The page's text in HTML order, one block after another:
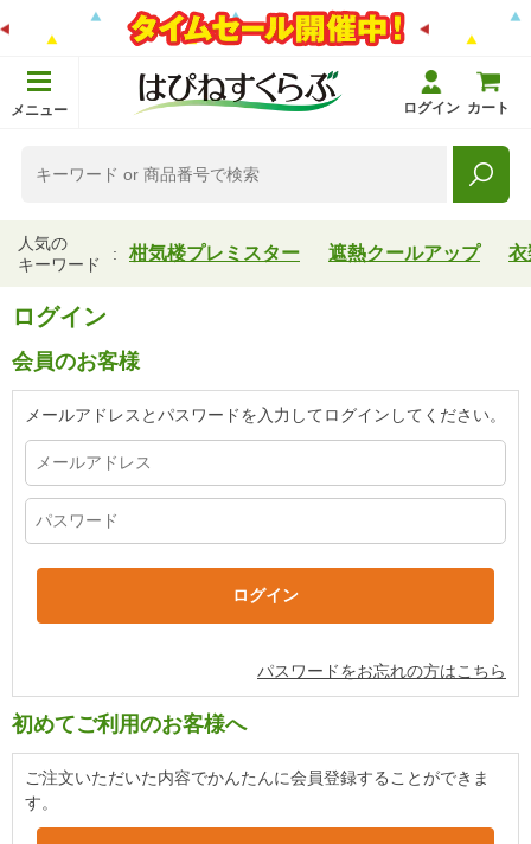
メニュー ログイン カート
人気の
キーワード
柑気楼プレミスター 遮熱クールアップ 衣
ログイン
会員のお客様
メールアドレスとパスワードを入力してログインしてください。
パスワードをお忘れの方はこちら
初めてご利用のお客様へ
ご注文いただいた内容でかんたんに会員登録することができま
す。